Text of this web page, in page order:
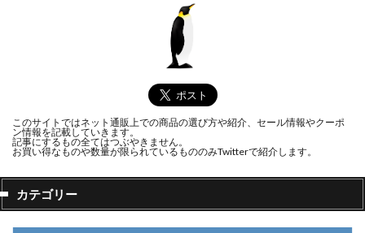
このサイトではネット通販上での商品の選び方や紹介、セール情報やクーポ
ン情報を記載していきます。
記事にするもの全てはつぶやきません。
お買い得なものや数量が限られているもののみTwitterで紹介します。
カテゴリー